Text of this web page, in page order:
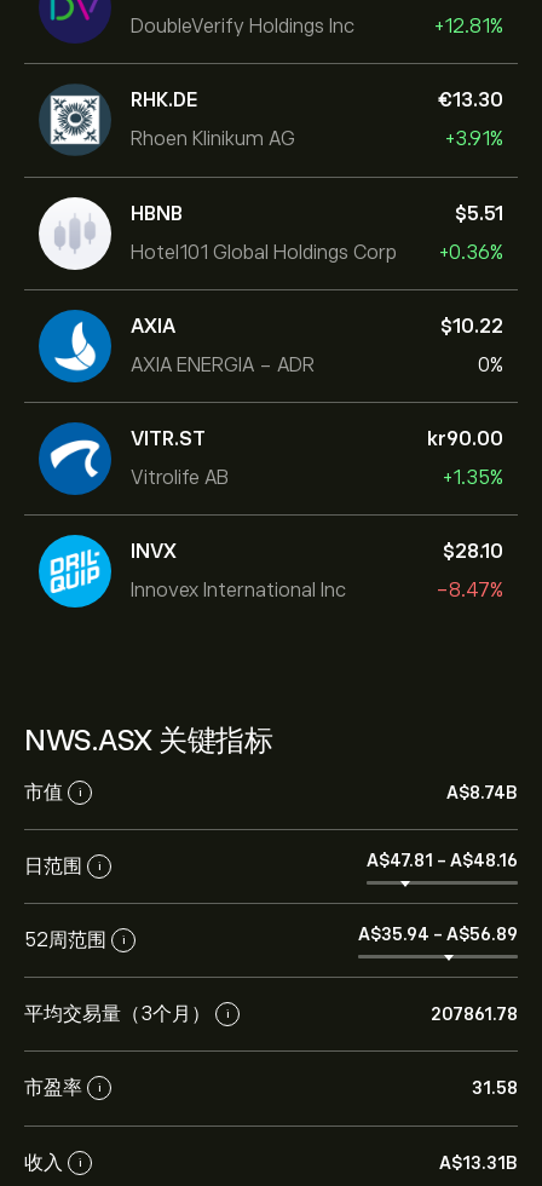
DoubleVerify Holdings Inc
+12.81%
RHK.DE
Rhoen Klinikum AG
‎€‎13.30
+3.91%
HBNB
Hotel101 Global Holdings Corp
‎$‎5.51
+0.36%
AXIA
AXIA ENERGIA - ADR
‎$‎10.22
0%
VITR.ST
Vitrolife AB
‎kr‎90.00
+1.35%
INVX
Innovex International Inc
‎$‎28.10
-8.47%
NWS.ASX 关键指标
市值 i ‎A$‎8.74B
日范围 i ‎A$‎47.81 - ‎A$‎48.16
52周范围 i ‎A$‎35.94 - ‎A$‎56.89
平均交易量（3个月） i 207861.78
市盈率 i 31.58
收入 i ‎A$‎13.31B